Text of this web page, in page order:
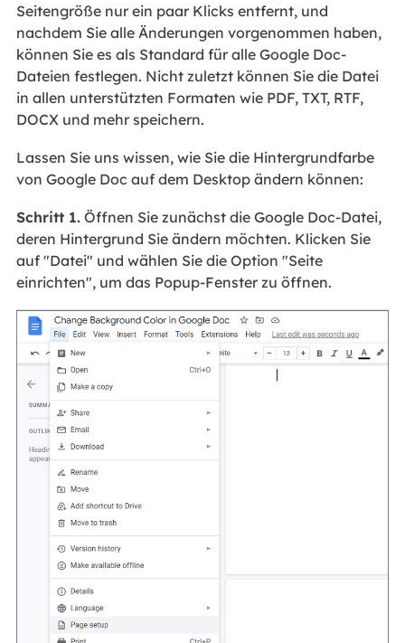
Seitengröße nur ein paar Klicks entfernt, und
nachdem Sie alle Änderungen vorgenommen haben,
können Sie es als Standard für alle Google Doc-
Dateien festlegen. Nicht zuletzt können Sie die Datei
in allen unterstützten Formaten wie PDF, TXT, RTF,
DOCX und mehr speichern.
Lassen Sie uns wissen, wie Sie die Hintergrundfarbe
von Google Doc auf dem Desktop ändern können:
Schritt 1.Öffnen Sie zunächst die Google Doc-Datei,
deren Hintergrund Sie ändern möchten. Klicken Sie
auf "Datei" und wählen Sie die Option "Seite
einrichten", um das Popup-Fenster zu öffnen.